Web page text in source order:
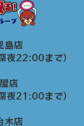
島店
22:00まで）
店
21:00まで）
木店